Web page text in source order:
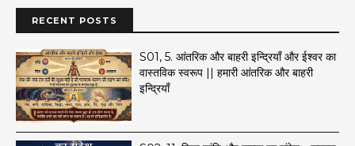
RECENT POSTS
S01, 5. आंतरिक और बाहरी इन्द्रियाँ और ईश्वर का
वास्तविक स्वरूप || हमारी आंतरिक और बाहरी
इन्द्रियाँ